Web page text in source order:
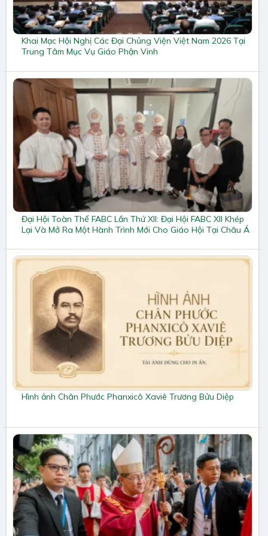
Khai Mạc Hội Nghị Các Đại Chủng Viện Việt Nam 2026 Tại
Trung Tâm Mục Vụ Giáo Phận Vinh
Đại Hội Toàn Thể FABC Lần Thứ XII: Đại Hội FABC XII Khép
Lại Và Mở Ra Một Hành Trình Mới Cho Giáo Hội Tại Châu Á
Hình ảnh Chân Phước Phanxicô Xaviê Trương Bửu Diệp